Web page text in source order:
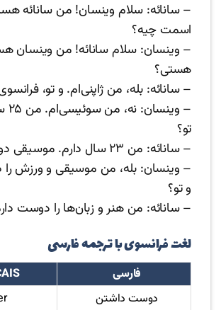
– سانائه: سلام وینسان! من سانائه
اسمت چیه؟
– وینسان: سلام سانائه! من وینسان
هستی؟
– سانائه: بله، من ژاپنی‌ام. و تو،
–
تو؟
– سانائه: من ۲۳ سال دارم. موسیقی دوست داری؟
– وینسان: بله، من موسیقی و ورزش
و تو؟
– سانائه: من هنر و زبان‌ها را دوست
لغت فرانسوی با ترجمه فارسی
فارسی
دوست داشتن